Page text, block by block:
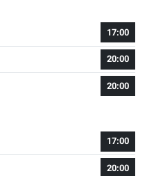
17:00
20:00
20:00
17:00
20:00